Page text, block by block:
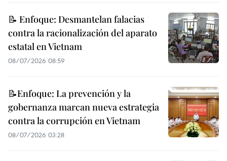
📝 Enfoque: Desmantelan falacias
contra la racionalización del aparato
estatal en Vietnam
08/07/2026 08:59
📝Enfoque: La prevención y la
gobernanza marcan nueva estrategia
contra la corrupción en Vietnam
08/07/2026 03:28